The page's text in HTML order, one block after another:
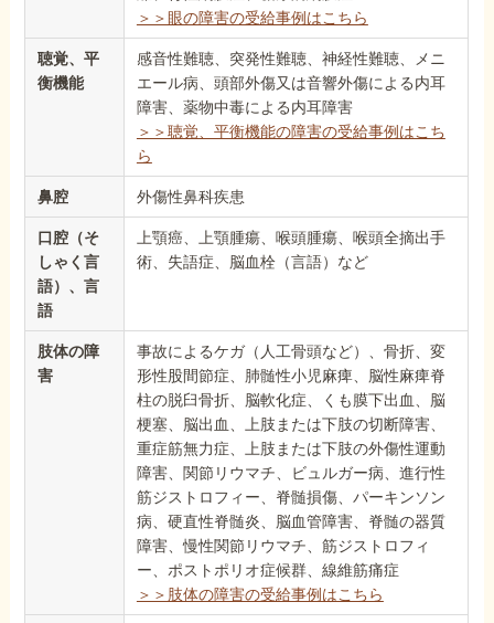
＞＞眼の障害の受給事例はこちら
聴覚、平
衡機能
感音性難聴、突発性難聴、神経性難聴、メニ
エール病、頭部外傷又は音響外傷による内耳
障害、薬物中毒による内耳障害
＞＞聴覚、平衡機能の障害の受給事例はこち
ら
鼻腔 外傷性鼻科疾患
口腔（そ
しゃく言
語）、言
語
上顎癌、上顎腫瘍、喉頭腫瘍、喉頭全摘出手
術、失語症、脳血栓（言語）など
肢体の障
害
事故によるケガ（人工骨頭など）、骨折、変
形性股間節症、肺髄性小児麻痺、脳性麻痺脊
柱の脱臼骨折、脳軟化症、くも膜下出血、脳
梗塞、脳出血、上肢または下肢の切断障害、
重症筋無力症、上肢または下肢の外傷性運動
障害、関節リウマチ、ビュルガー病、進行性
筋ジストロフィー、脊髄損傷、パーキンソン
病、硬直性脊髄炎、脳血管障害、脊髄の器質
障害、慢性関節リウマチ、筋ジストロフィ
ー、ポストポリオ症候群、線維筋痛症
＞＞肢体の障害の受給事例はこちら